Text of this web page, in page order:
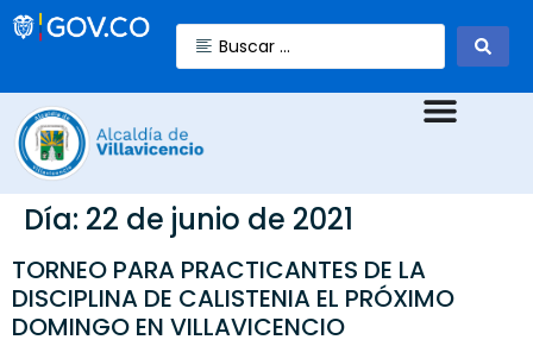
Día: 22 de junio de 2021
TORNEO PARA PRACTICANTES DE LA
DISCIPLINA DE CALISTENIA EL PRÓXIMO
DOMINGO EN VILLAVICENCIO